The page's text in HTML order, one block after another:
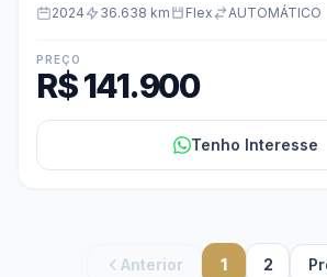
2024 36.638 km Flex AUTOMÁTICO
PREÇO
R$ 141.900
Tenho Interesse
Anterior 1 2